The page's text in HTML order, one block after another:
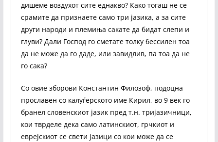
дишеме воздухот сите еднакво? Како тогаш не се
срамите да признаете само три јазика, а за сите
други народи и племиња сакате да бидат слепи и
глуви? Дали Господ го сметате толку бессилен тоа
да не може да го даде, или завидлив, па тоа да не
го сака?
Со овие зборови Константин Филозоф, подоцна
прославен со калуѓерското име Кирил, во 9 век го
бранел словенскиот јазик пред т.н. тријазичници,
кои тврделе дека само латинскиот, грчкиот и
еврејскиот се свети јазици со кои може да се